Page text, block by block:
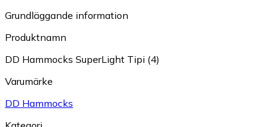
Grundläggande information
Produktnamn
DD Hammocks SuperLight Tipi (4)
Varumärke
DD Hammocks